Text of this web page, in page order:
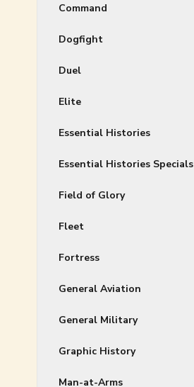
Command
Dogfight
Duel
Elite
Essential Histories
Essential Histories Specials
Field of Glory
Fleet
Fortress
General Aviation
General Military
Graphic History
Man-at-Arms